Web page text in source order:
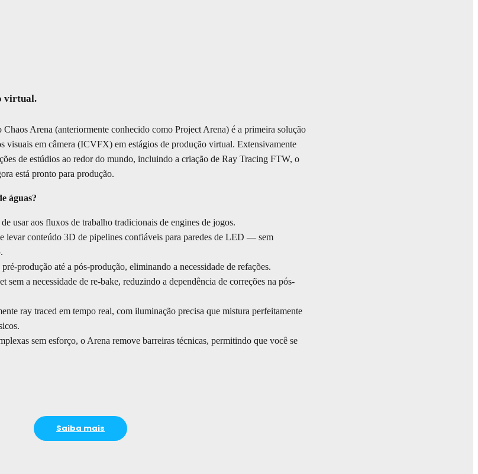
virtual.
Arena (anteriormente conhecido como Project Arena) é a primeira solução
visuais em câmera (ICVFX) em estágios de produção virtual. Extensivamente
de estúdios ao redor do mundo, incluindo a criação de Ray Tracing FTW, o
está pronto para produção.
águas?
usar aos fluxos de trabalho tradicionais de engines de jogos.
levar conteúdo 3D de pipelines confiáveis para paredes de LED — sem
produção até a pós-produção, eliminando a necessidade de refações.
sem a necessidade de re-bake, reduzindo a dependência de correções na pós-
ray traced em tempo real, com iluminação precisa que mistura perfeitamente
sem esforço, o Arena remove barreiras técnicas, permitindo que você se
Saiba mais